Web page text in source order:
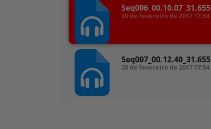
Seq006_00.10.07_31.655
20 de fevereiro de 2017 17:54
Seq007_00.12.40_31.655
20 de fevereiro de 2017 17:54